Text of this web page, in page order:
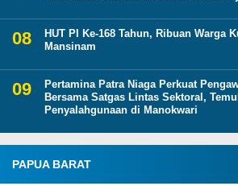
HUT PI Ke-168 Tahun, Ribuan Warga
Mansinam
Pertamina Patra Niaga Perkuat
Bersama Satgas Lintas Sektoral,
Penyalahgunaan di Manokwari
PAPUA BARAT